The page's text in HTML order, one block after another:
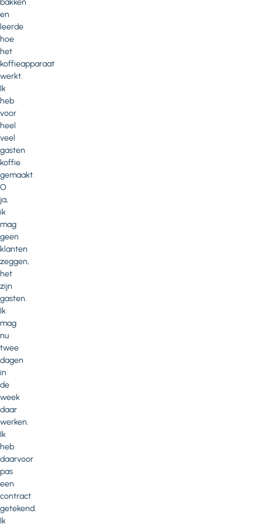
en
leerde
hoe
het
koffieapparaat
werkt.
Ik
heb
voor
heel
veel
gasten
koffie
gemaakt.
O
ja,
ik
mag
geen
klanten
zeggen,
het
zijn
gasten.
Ik
mag
nu
twee
dagen
in
de
week
daar
werken.
Ik
heb
daarvoor
pas
een
contract
getekend.
Ik